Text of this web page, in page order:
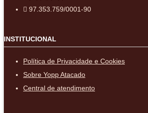
97.353.759/0001-90
INSTITUCIONAL
Política de Privacidade e Cookies
Sobre Yopp Atacado
Central de atendimento